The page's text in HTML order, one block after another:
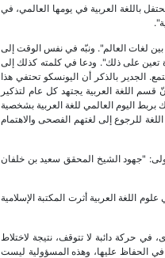
باللغة العربية في يومها العالمي، في
لغات العالم". ونبّه في نفس الوقت إلى
تعين على ذلك". ودعا في كلمته كذلك إلى
الجدير بالذكر أن اليونسكو تحتفي هذا
كما أنّ قسم اللغة العربية يجتهد كل عام لتذكير
بربط اليوم العالمي للغة العربية بشخصية
للرجوع إلى لغتهم الفصحى والاهتمام
نوقشت فيهما 3 أوراق عمل. موضوع الجلسة الأولى: "جهود الشيخ المحقق سعيد بن خلفان
اللغة العربية أثرت المكتبة الإسلامية
في حركة دائبة لا تتوقف، نتيجة لاختلاط
في الحفاظ عليها، وهذه المسؤولية ليست